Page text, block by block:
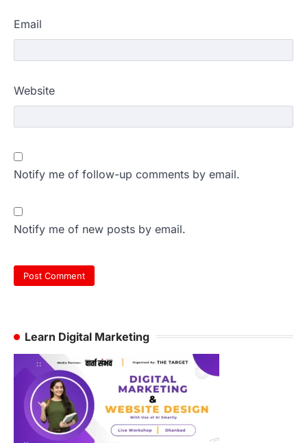
Email
Website
Notify me of follow-up comments by email.
Notify me of new posts by email.
Learn Digital Marketing